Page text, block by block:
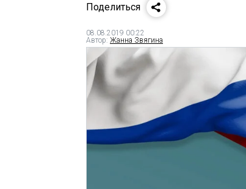
Поделиться
08.08.2019 00:22
Автор: Жанна Звягина